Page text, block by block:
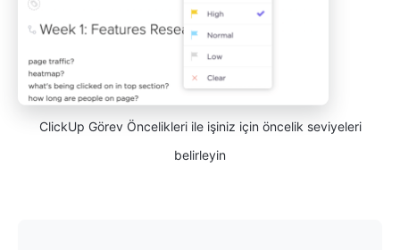
ClickUp Görev Öncelikleri ile işiniz için öncelik seviyeleri
belirleyin